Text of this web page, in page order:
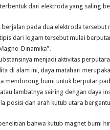
dari elektroda yang saling
berjalan pada dua elektroda
dari logam tersebut mulai
Dinamika”.
menjadi aktivitas
di alam ini, daya matahari
mendorong bumi untuk berputar
lambatnya seiring dengan daya
posisi dan arah kutub utara
bahwa kutub magnet bumi